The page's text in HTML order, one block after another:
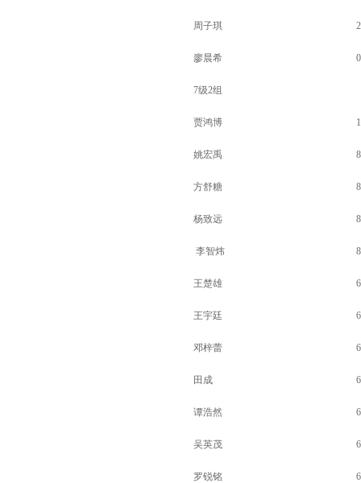
周子琪 2
廖晨希 0
7级2组
贾鸿博
姚宏禹 8
方舒糖 8
杨致远 8
李智炜 8
王楚雄 6
王宇廷 6
邓梓蕾 6
田成 6
谭浩然 6
吴英茂 6
罗锐铭 6